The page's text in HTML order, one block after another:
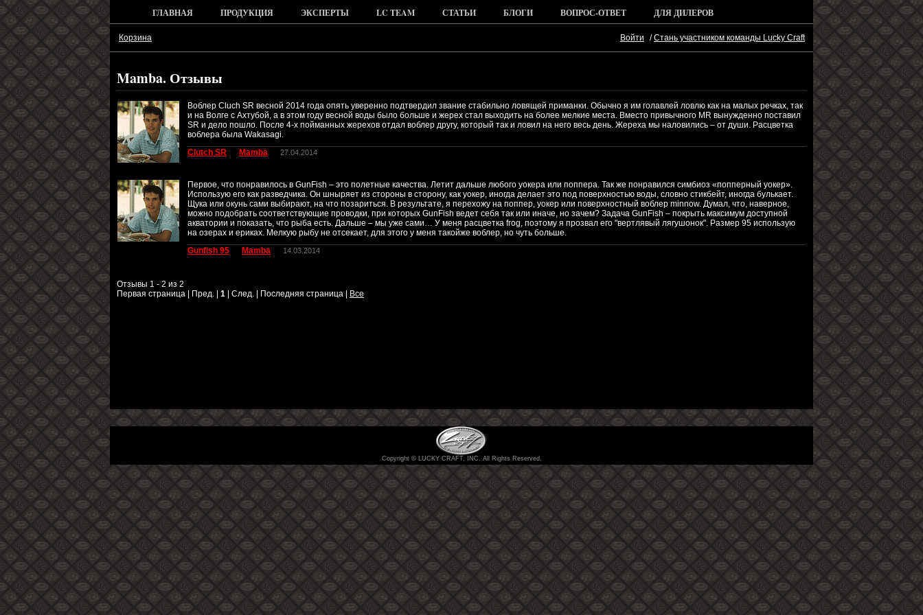
ГЛАВНАЯ ПРОДУКЦИЯ ЭКСПЕРТЫ LC TEAM СТАТЬИ БЛОГИ ВОПРОС-ОТВЕТ ДЛЯ ДИЛЕРОВ
Корзина Войти /Стань участником команды Lucky Craft
Mamba. Отзывы
Воблер Cluch SR весной 2014 года опять уверенно подтвердил звание стабильно ловящей приманки. Обычно я им голавлей ловлю как на малых речках, так
и на Волге с Ахтубой, а в этом году весной воды было больше и жерех стал выходить на более мелкие места. Вместо привычного MR вынужденно поставил
SR и дело пошло. После 4-х пойманных жерехов отдал воблер другу, который так и ловил на него весь день. Жереха мы наловились – от души. Расцветка
воблера была Wakasagi.
Clutch SR
Mamba 27.04.2014
Первое, что понравилось в GunFish – это полетные качества. Летит дальше любого уокера или поппера. Так же понравился симбиоз «попперный уокер».
Использую его как разведчика. Он шныряет из стороны в сторону, как уокер, иногда делает это под поверхностью воды, словно стикбейт, иногда булькает.
Щука или окунь сами выбирают, на что позариться. В результате, я перехожу на поппер, уокер или поверхностный воблер minnow. Думал, что, наверное,
можно подобрать соответствующие проводки, при которых GunFish ведет себя так или иначе, но зачем? Задача GunFish – покрыть максимум доступной
акватории и показать, что рыба есть. Дальше – мы уже сами… У меня расцветка frog, поэтому я прозвал его "вертлявый лягушонок". Размер 95 использую
на озерах и ериках. Мелкую рыбу не отсекает, для этого у меня такойже воблер, но чуть больше.
Gunfish 95
Mamba 14.03.2014
Отзывы 1 - 2 из 2
Первая страница | Пред. | 1 | След. | Последняя страница | Все
Copyright © LUCKY CRAFT, INC. All Rights Reserved.